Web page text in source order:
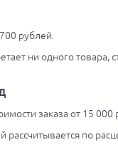
рублей.
ни одного
заказа от 15 000
по